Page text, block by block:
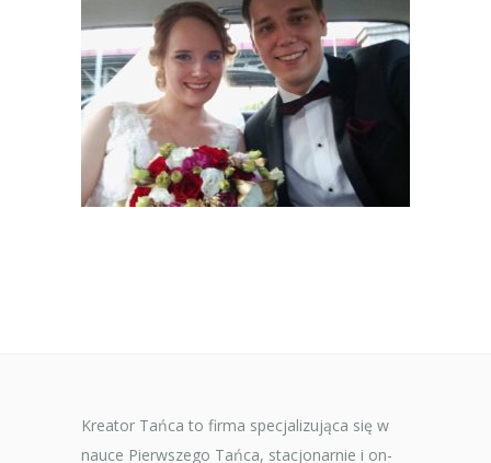
Kreator Tańca to firma specjalizująca się w
nauce Pierwszego Tańca, stacjonarnie i on-